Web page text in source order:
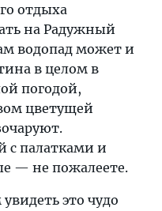
отдыха
на Радужный
водопад может и
в целом в
погодой,
цветущей
с палатками и
— не пожалеете.
это чудо